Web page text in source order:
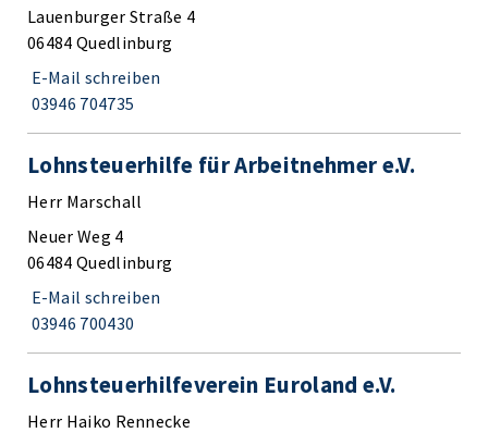
Lauenburger Straße 4
06484 Quedlinburg
E-Mail schreiben
03946 704735
Lohnsteuerhilfe für Arbeitnehmer e.V.
Herr Marschall
Neuer Weg 4
06484 Quedlinburg
E-Mail schreiben
03946 700430
Lohnsteuerhilfeverein Euroland e.V.
Herr Haiko Rennecke